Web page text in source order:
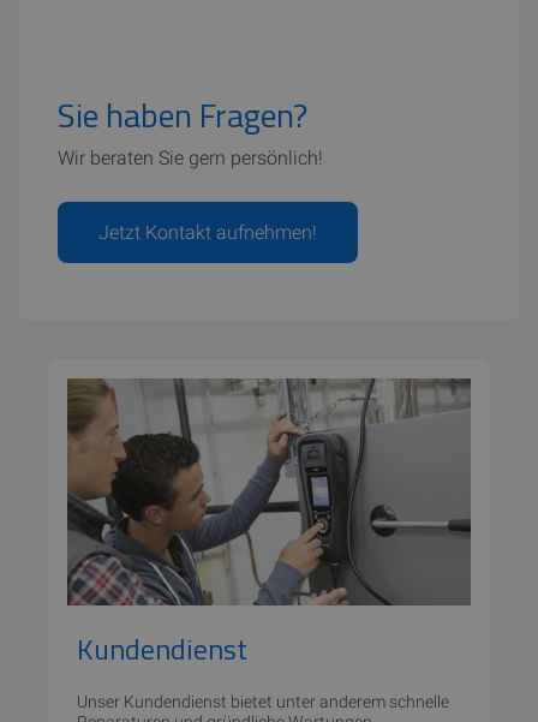
Sie haben Fragen?
Wir beraten Sie gern persönlich!
Jetzt Kontakt aufnehmen!
Kundendienst
Unser Kundendienst bietet unter anderem schnelle